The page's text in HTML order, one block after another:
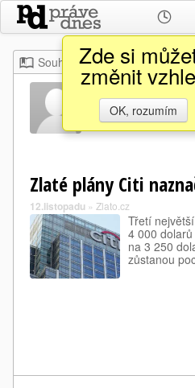
Zde si
změnit
OK, rozumím
Souhrn Moje Z
Marcus
Zlaté plány Citi
12.listopadu » Zlato.cz
Třetí
4 000
na 3 250
zůstanou